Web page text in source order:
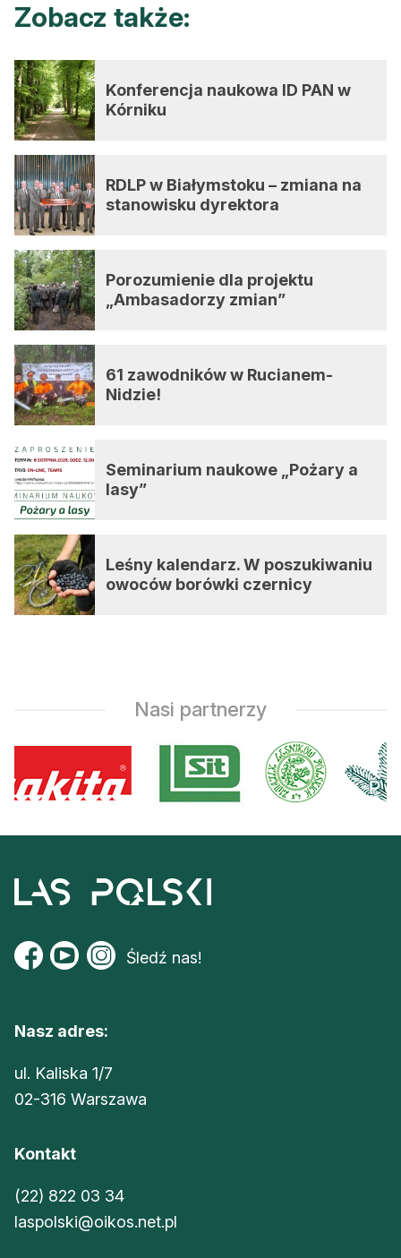
Zobacz także:
Konferencja naukowa ID PAN w
Kórniku
RDLP w Białymstoku – zmiana na
stanowisku dyrektora
Porozumienie dla projektu
„Ambasadorzy zmian”
61 zawodników w Rucianem-
Nidzie!
Seminarium naukowe „Pożary a
lasy”
Leśny kalendarz. W poszukiwaniu
owoców borówki czernicy
Nasi partnerzy
Śledź nas!
Nasz adres:
ul. Kaliska 1/7
02-316 Warszawa
Kontakt
(22) 822 03 34
laspolski@oikos.net.pl